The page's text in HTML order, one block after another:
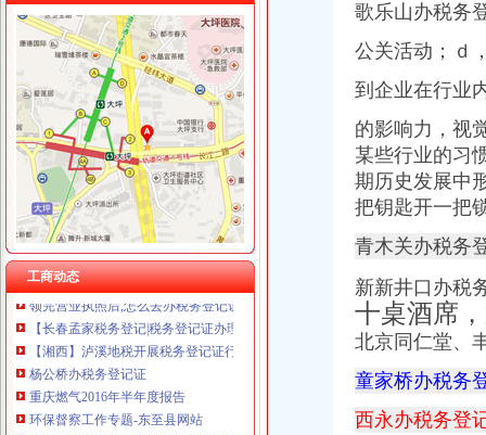
重庆全景信息技术有限公司 渝江 （工商注册）
重庆泰盛贷款咨询有限公司 渝高 （工商注册）
重庆奎颜尼商贸有限公司 渝中100万 （工商注册）
重庆尊博贸易有限公司 渝江 （工商注册）
重庆科米克商贸有限责任公司 渝北50万 （工商注册）
重庆瑾崇进出口贸易有限公司 渝中100万 （进出口权）
重庆斯帕索商贸有限公司 渝中500万 （进出口权）
重庆德谋生产力促进中心有限公司 渝大10万 （工商注册）
成都国科海博信息技术股份有限公司重庆分公司 渝江 （工商注册）
工商动态
石井坡
重庆沙坪坝石井坡化妆学校排名重庆新时代学校S新闻头条-齐齐哈尔
重庆石井坡写字楼出租_重庆石井坡写字楼出售_渝房网
好的！！！！！！【石井坡小学吧】_百度贴吧
重庆市沙坪坝区石井坡铸造加工厂_重庆市_沙坪坝区_企业在线
沙坪坝石井坡俊峰香格里拉品质洋房出售,重庆沙坪坝磁器口俊峰香
曾家办税务登记证
我想办税务登记证,我是摊位,可以吗-110网免费法律咨询
税务登记_税务登记证办理_税务登记证年检_税务登记证注销_一品威客
领完营业执照后,怎么去办税务登记证？_搜狐财经_搜狐网
【长春孟家税务登记|税务登记证办理|代理税务登记】-长春赶集网
【办税务登记证办理组织机构代码办理刻章营业执照正副本变更】价格
【重庆杨公桥工商注册|工商注册代理|工商注册代办】-重庆赶集网
歌乐山办税务
公关活动；ｄ
到企业在行业
的影响力，视
某些行业的习
期历史发展中
把钥匙开一把
青木关办税务
新新井口办税
十桌酒席，
北京同仁堂、
童家桥办税务
西永办税务登